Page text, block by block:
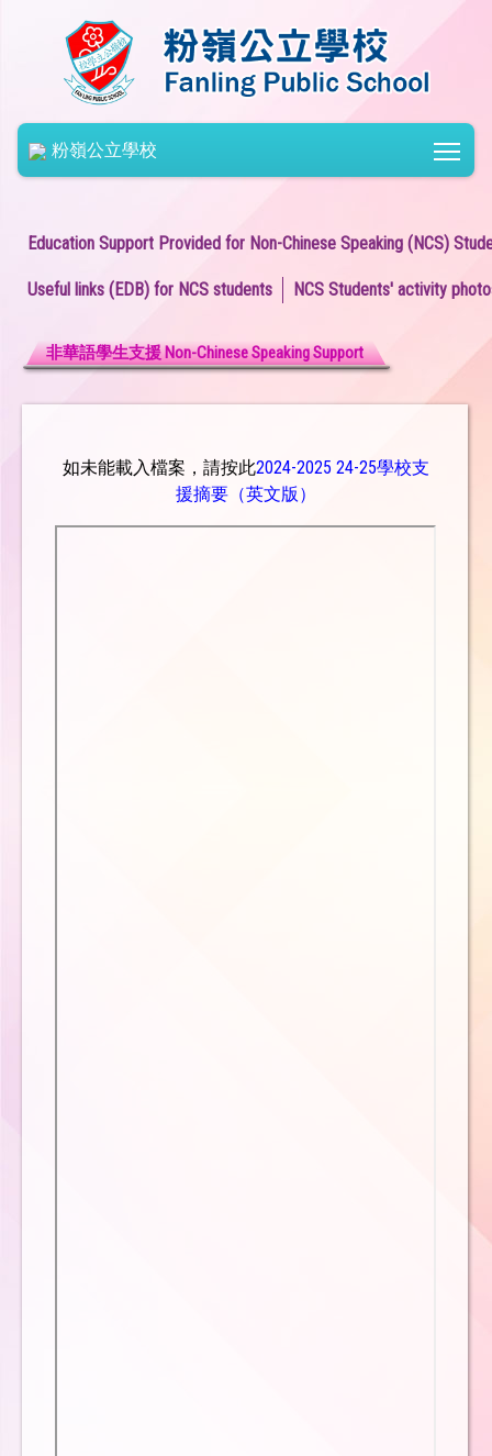
粉嶺公立學校
Education Support Provided for Non-Chinese Speaking (NCS)
Useful links (EDB) for NCS students NCS Students' activity
非華語學生支援 Non-Chinese Speaking Support
如未能載入檔案，請按此2024-2025 24-25學校支
援摘要（英文版）